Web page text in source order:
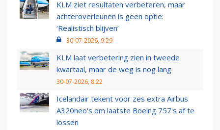
KLM ziet resultaten verbeteren, maar
achteroverleunen is geen optie:
‘Realistisch blijven’
30-07-2026, 9:29
KLM laat verbetering zien in tweede
kwartaal, maar de weg is nog lang
30-07-2026, 8:22
Icelandair tekent voor zes extra Airbus
A320neo's om laatste Boeing 757's af te
lossen